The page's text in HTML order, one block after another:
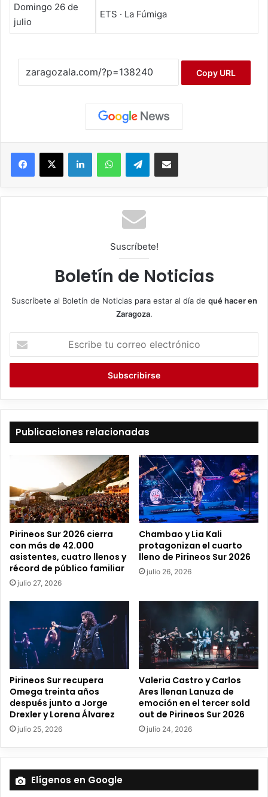
Domingo 26 de
julio
ETS · La Fúmiga
Copy URL
Telegram
Suscríbete!
Boletín de Noticias
Suscríbete al Boletín de Noticias para estar al día de qué hacer en
Zaragoza.
c
i
b
r
e
o
l
c
t
ó
Publicaciones relacionadas
Pirineos Sur 2026 cierra
con más de 42.000
asistentes, cuatro llenos y
récord de público familiar
julio 27, 2026
Chambao y Lia Kali
protagonizan el cuarto
lleno de Pirineos Sur 2026
julio 26, 2026
Pirineos Sur recupera
Omega treinta años
después junto a Jorge
Drexler y Lorena Álvarez
julio 25, 2026
Valeria Castro y Carlos
Ares llenan Lanuza de
emoción en el tercer sold
out de Pirineos Sur 2026
julio 24, 2026
Elígenos en Google